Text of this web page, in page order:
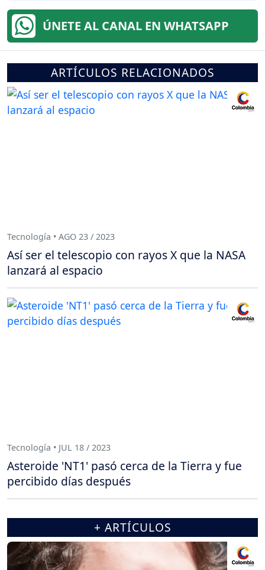
ÚNETE AL CANAL EN WHATSAPP
ARTÍCULOS RELACIONADOS
Tecnología • AGO 23 / 2023
Así ser el telescopio con rayos X que la NASA
lanzará al espacio
Tecnología • JUL 18 / 2023
Asteroide 'NT1' pasó cerca de la Tierra y fue
percibido días después
+ ARTÍCULOS